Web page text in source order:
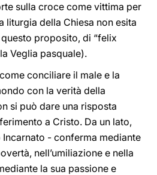
sulla croce come vittima per
liturgia della Chiesa non esita
proposito, di “felix
Veglia pasquale).
conciliare il male e la
con la verità della
si può dare una risposta
a Cristo. Da un lato,
- conferma mediante
nell’umiliazione e nella
la sua passione e